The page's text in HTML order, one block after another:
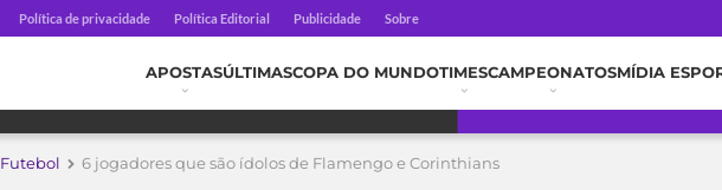
Política de privacidade Política Editorial Publicidade Sobre
APOSTASÚLTIMASCOPA DO MUNDOTIMESCAMPEONATOSMÍDIA
Futebol 6 jogadores que são ídolos de Flamengo e Corinthians